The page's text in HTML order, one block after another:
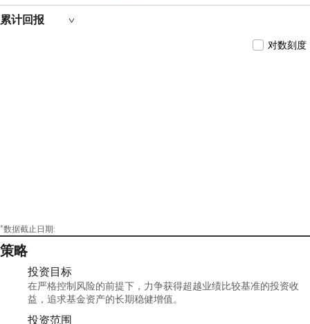
累计回报
对数刻度
*数据截止日期:
策略
投资目标
在严格控制风险的前提下，力争获得超越业绩比较基准的投资收
益，追求基金资产的长期稳健增值。
投资范围